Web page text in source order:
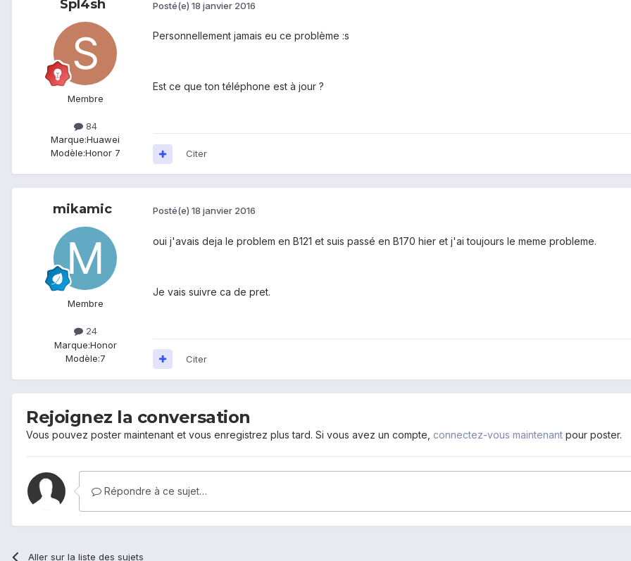
Spl4sh
Membre
84
Marque:Huawei
Modèle:Honor 7
Posté(e) 18 janvier 2016
Personnellement jamais eu ce problème :s
Est ce que ton téléphone est à jour ?
Citer
mikamic
Membre
24
Marque:Honor
Modèle:7
Posté(e) 18 janvier 2016
oui j'avais deja le problem en B121 et suis passé en B170 hier et j'ai toujours le meme probleme.
Je vais suivre ca de pret.
Citer
Rejoignez la conversation
Vous pouvez poster maintenant et vous enregistrez plus tard. Si vous avez un compte, connectez-vous maintenant pour poster.
Répondre à ce sujet…
Aller sur la liste des sujets